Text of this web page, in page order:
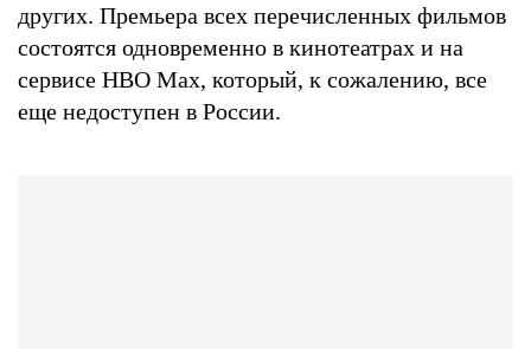
других. Премьера всех перечисленных фильмов
состоятся одновременно в кинотеатрах и на
сервисе HBO Max, который, к сожалению, все
еще недоступен в России.